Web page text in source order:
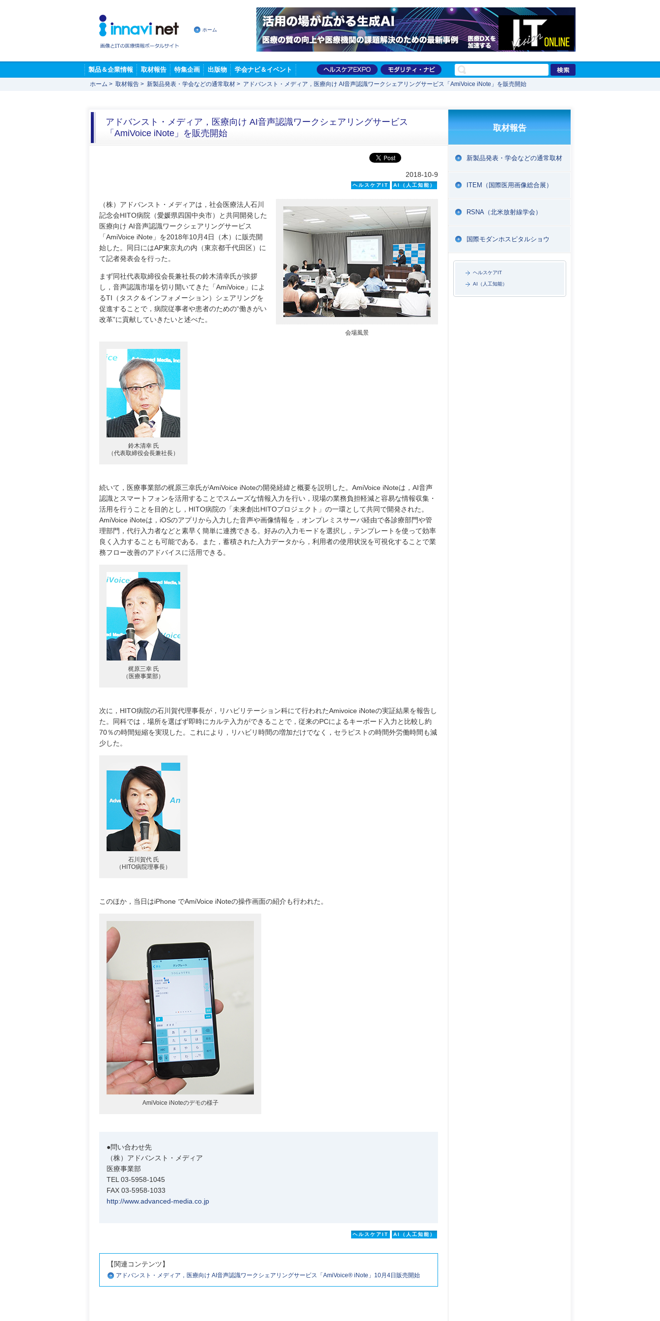
ホーム
製品＆企業情報 取材報告 特集企画 出版物 学会ナビ＆イベント
ホーム > 取材報告 > 新製品発表・学会などの通常取材 > アドバンスト・メディア，医療向け AI音声認識ワークシェアリングサービス「AmiVoice iNote」を販売開始
アドバンスト・メディア，医療向け AI音声認識ワークシェアリングサービス
「AmiVoice iNote」を販売開始
2018-10-9
ヘルスケアIT AI（人工知能）
会場風景
（株）アドバンスト・メディアは，社会医療法人石川
記念会HITO病院（愛媛県四国中央市）と共同開発した
医療向け AI音声認識ワークシェアリングサービス
「AmiVoice iNote」を2018年10月4日（木）に販売開
始した。同日にはAP東京丸の内（東京都千代田区）に
て記者発表会を行った。
まず同社代表取締役会長兼社長の鈴木清幸氏が挨拶
し，音声認識市場を切り開いてきた「AmiVoice」によ
るTI（タスク＆インフォメーション）シェアリングを
促進することで，病院従事者や患者のための“働きがい
改革”に貢献していきたいと述べた。
鈴木清幸 氏
（代表取締役会長兼社長）
続いて，医療事業部の梶原三幸氏がAmiVoice iNoteの開発経緯と概要を説明した。AmiVoice iNoteは，AI音声
認識とスマートフォンを活用することでスムーズな情報入力を行い，現場の業務負担軽減と容易な情報収集・
活用を行うことを目的とし，HITO病院の「未来創出HITOプロジェクト」の一環として共同で開発された。
AmiVoice iNoteは，iOSのアプリから入力した音声や画像情報を，オンプレミスサーバ経由で各診療部門や管
理部門，代行入力者などと素早く簡単に連携できる。好みの入力モードを選択し，テンプレートを使って効率
良く入力することも可能である。また，蓄積された入力データから，利用者の使用状況を可視化することで業
務フロー改善のアドバイスに活用できる。
梶原三幸 氏
（医療事業部）
次に，HITO病院の石川賀代理事長が，リハビリテーション科にて行われたAmivoice iNoteの実証結果を報告し
た。同科では，場所を選ばず即時にカルテ入力ができることで，従来のPCによるキーボード入力と比較し約
70％の時間短縮を実現した。これにより，リハビリ時間の増加だけでなく，セラピストの時間外労働時間も減
少した。
石川賀代 氏
（HITO病院理事長）
このほか，当日はiPhone でAmiVoice iNoteの操作画面の紹介も行われた。
AmiVoice iNoteのデモの様子
●問い合わせ先
（株）アドバンスト・メディア
医療事業部
TEL 03-5958-1045
FAX 03-5958-1033
http://www.advanced-media.co.jp
ヘルスケアIT AI（人工知能）
【関連コンテンツ】
アドバンスト・メディア，医療向け AI音声認識ワークシェアリングサービス「AmiVoice® iNote」10月4日販売開始
取材報告
新製品発表・学会などの通常取材
ITEM（国際医用画像総合展）
RSNA（北米放射線学会）
国際モダンホスピタルショウ
ヘルスケアIT
AI（人工知能）